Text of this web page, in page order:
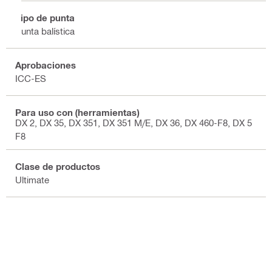
Tipo de punta
Punta balística
Aprobaciones
ICC-ES
Para uso con (herramientas)
DX 2, DX 35, DX 351, DX 351 M/E, DX 36, DX 460-F8, DX 5
F8
Clase de productos
Ultimate